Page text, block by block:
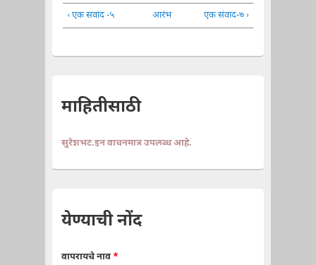
‹ एक सवांद -५ आरंभ एक संवाद-७ ›
माहितीसाठी
सुरेशभट.इन वाचनमात्र उपलब्ध आहे.
येण्याची नोंद
वापरायचे नाव *